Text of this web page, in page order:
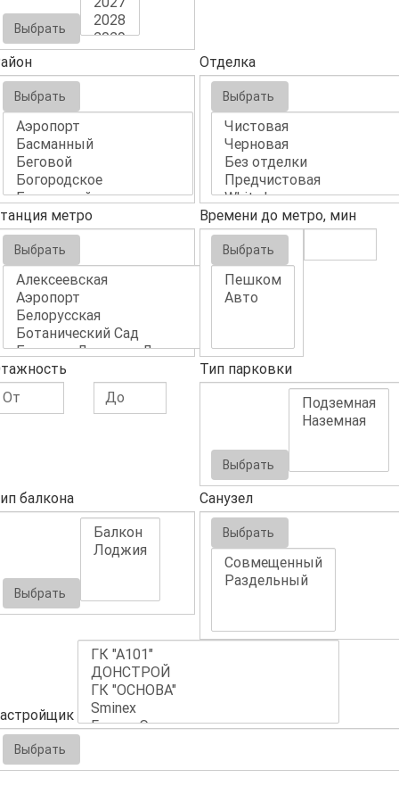
Выбрать
Выбрать
Отделка
Выбрать
метро
Выбрать
Времени до метро, мин
Выбрать
Тип парковки
Выбрать
балкона
Выбрать
Санузел
Выбрать
Выбрать